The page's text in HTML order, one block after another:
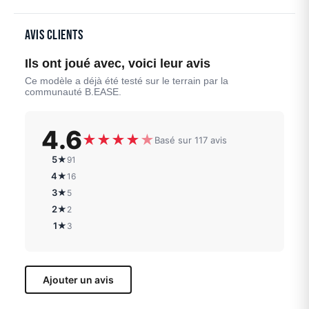
Avis clients
Ils ont joué avec, voici leur avis
Ce modèle a déjà été testé sur le terrain par la
communauté B.EASE.
4.6★★★★★Basé sur 117 avis
5★ 91
4★16
3★ 5
2★ 2
1★ 3
Ajouter un avis